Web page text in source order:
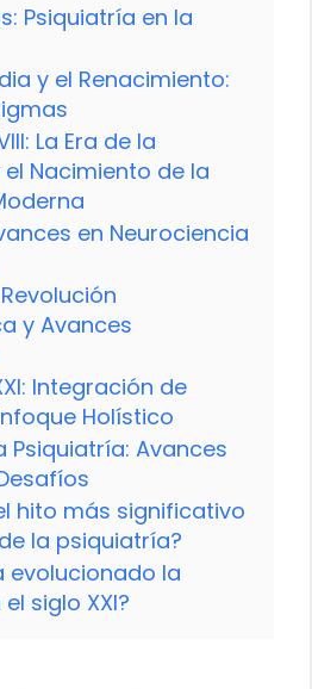
Psiquiatría en la
y el Renacimiento:
La Era de la
Nacimiento de la
en Neurociencia
Revolución
y Avances
Integración de
Holístico
Psiquiatría: Avances
hito más significativo
la psiquiatría?
evolucionado la
siglo XXI?